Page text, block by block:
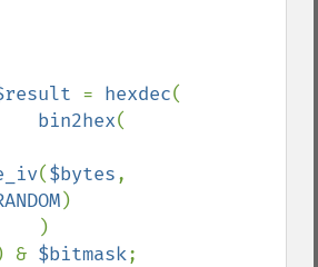
= hexdec(
bin2hex(
($bytes
)
) &
$bitmask;